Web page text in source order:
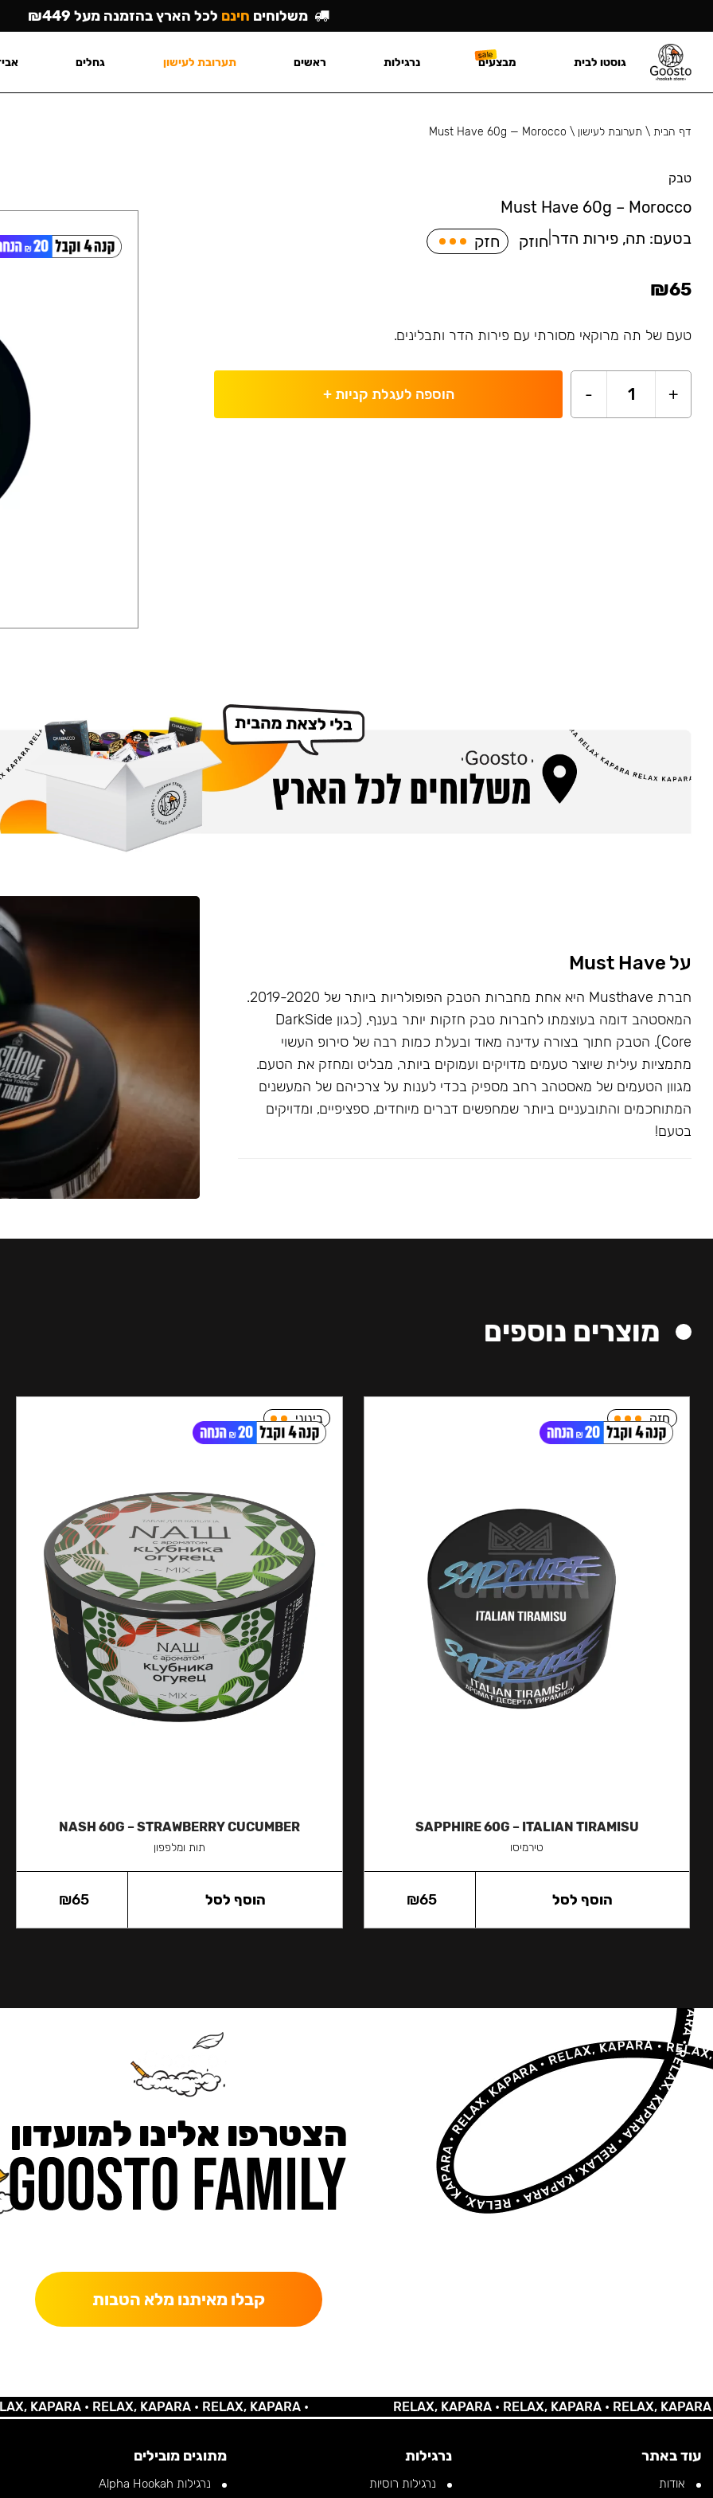
דף הבית\ תערובת לעישון \
Must Have 60g — Morocco
טבק
Must Have 60g – Morocco
בטעם: תה, פירות הדר חוזק חזק
₪65
טעם של תה מרוקאי מסורתי עם פירות הדר ותבלינים.
+
1
- הוספה לעגלת קניות+
על Must Have
חברת Musthave היא אחת מחברות הטבק הפופולריות ביותר של 2019-2020.
המאסטהב דומה בעוצמתו לחברות טבק חזקות יותר בענף, (כגון DarkSide
Core). הטבק חתוך בצורה עדינה מאוד ובעלת כמות רבה של סירופ העשוי
מתמציות עילית שיוצר טעמים מדויקים ועמוקים ביותר, מבליט ומחזק את הטעם.
מגוון הטעמים של מאסטהב רחב מספיק בכדי לענות על צרכיהם של המעשנים
המתוחכמים והתובעניים ביותר שמחפשים דברים מיוחדים, ספציפיים, ומדויקים
בטעם!
מוצרים נוספים
חזק
SAPPHIRE 60G – ITALIAN TIRAMISU
טירמיסו
₪65 הוסף לסל
בינוני
NASH 60G – STRAWBERRY CUCUMBER
תות ומלפפון
₪65 הוסף לסל
הצטרפו אלינו למועדון
קבלו מאיתנו מלא הטבות
משלוחים חינם לכל הארץ בהזמנה מעל ₪449
גוסטו לבית מבצעים נרגילות ראשים תערובת לעישון גחלים
•RELAX, KAPARA •RELAX, KAPARA • RELAX, KAPARA •RELAX, KAPARA •RELAX, KAPARA •
עוד באתר
אודות
נרגילות
נרגילות רוסיות
מתוגים מובילים
נרגילות Alpha Hookah